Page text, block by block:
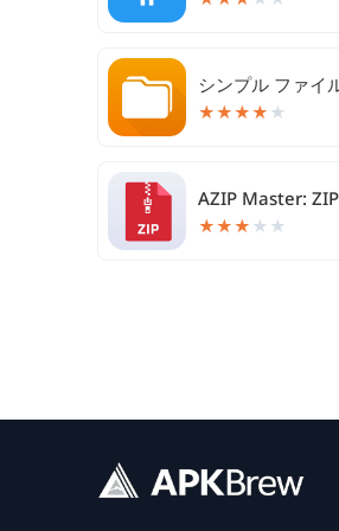
★★★★ ★
★★★ ★ ★